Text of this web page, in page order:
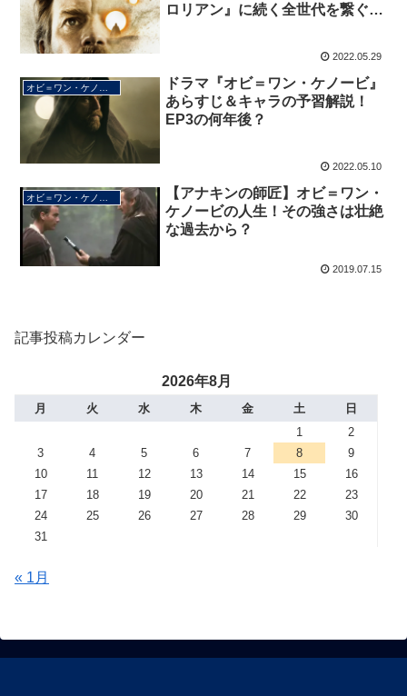
ロリアン』に続く全世代を繋ぐ神
2022.05.29
ドラマ『オビ＝ワン・ケノービ』
あらすじ＆キャラの予習解説！
EP3の何年後？
2022.05.10
オビ＝ワン・ケノービ
【アナキンの師匠】オビ＝ワン・
ケノービの人生！その強さは壮絶
な過去から？
2019.07.15
記事投稿カレンダー
2026年8月
月 火 水 木 金 土
日
1
2
3
4 5 6 7 8
9
10
11 12 13 14 15
16
17
18 19 20 21 22
23
24
25 26 27 28 29
30
31
« 1月